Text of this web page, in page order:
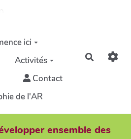
ici
Activités
Contact
de l'AR
ensemble des